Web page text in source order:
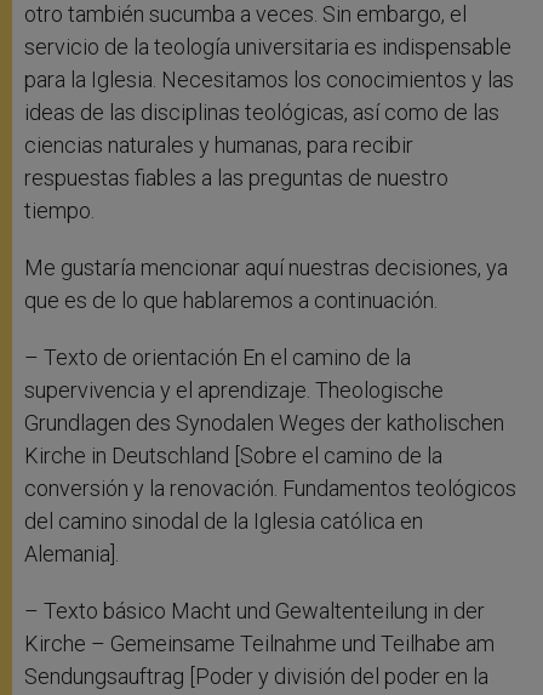
otro también sucumba a veces. Sin embargo, el
servicio de la teología universitaria es indispensable
para la Iglesia. Necesitamos los conocimientos y las
ideas de las disciplinas teológicas, así como de las
ciencias naturales y humanas, para recibir
respuestas fiables a las preguntas de nuestro
tiempo.
Me gustaría mencionar aquí nuestras decisiones, ya
que es de lo que hablaremos a continuación.
– Texto de orientación En el camino de la
supervivencia y el aprendizaje. Theologische
Grundlagen des Synodalen Weges der katholischen
Kirche in Deutschland [Sobre el camino de la
conversión y la renovación. Fundamentos teológicos
del camino sinodal de la Iglesia católica en
Alemania].
– Texto básico Macht und Gewaltenteilung in der
Kirche – Gemeinsame Teilnahme und Teilhabe am
Sendungsauftrag [Poder y división del poder en la